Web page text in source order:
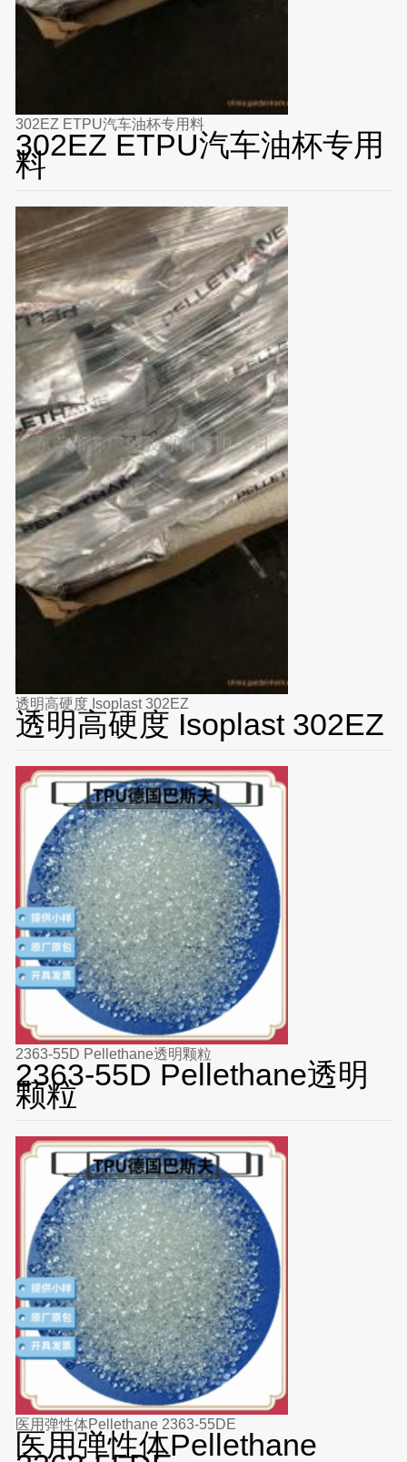
302EZ ETPU汽车油杯专用料
302EZ ETPU汽车油杯专用
料
透明高硬度 Isoplast 302EZ
透明高硬度 Isoplast 302EZ
2363-55D Pellethane透明颗粒
2363-55D Pellethane透明
颗粒
医用弹性体Pellethane 2363-55DE
医用弹性体Pellethane